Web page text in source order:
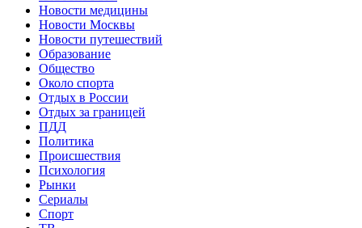
Новости медицины
Новости Москвы
Новости путешествий
Образование
Общество
Около спорта
Отдых в России
Отдых за границей
ПДД
Политика
Происшествия
Психология
Рынки
Сериалы
Спорт